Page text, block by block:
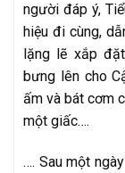
người đáp ý,
hiệu đi cùng,
lặng lẽ xắp
bưng lên cho
ấm và bát cơm
một giấc….
…. Sau một